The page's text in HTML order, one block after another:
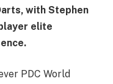
with Stephen
elite
PDC World